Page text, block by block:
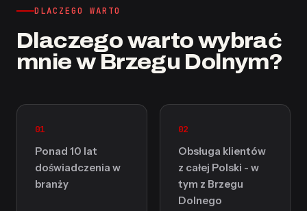
DLACZEGO WARTO
Dlaczego warto wybrać
mnie w Brzegu Dolnym?
01
Ponad 10 lat
doświadczenia w
branży
02
Obsługa klientów
z całej Polski - w
tym z Brzegu
Dolnego